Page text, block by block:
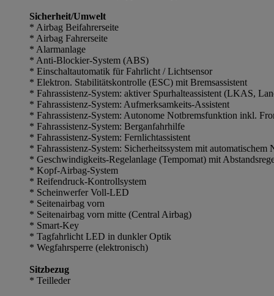
Sicherheit/Umwelt
* Airbag Beifahrerseite
* Airbag Fahrerseite
* Alarmanlage
* Anti-Blockier-System (ABS)
* Einschaltautomatik für Fahrlicht / Lichtsensor
* Elektron. Stabilitätskontrolle (ESC) mit Bremsassistent
* Fahrassistenz-System: aktiver Spurhalteassistent (LKAS,
* Fahrassistenz-System: Aufmerksamkeits-Assistent
* Fahrassistenz-System: Autonome Notbremsfunktion inkl.
* Fahrassistenz-System: Berganfahrhilfe
* Fahrassistenz-System: Fernlichtassistent
* Fahrassistenz-System: Sicherheitssystem mit
* Geschwindigkeits-Regelanlage (Tempomat) mit
* Kopf-Airbag-System
* Reifendruck-Kontrollsystem
* Scheinwerfer Voll-LED
* Seitenairbag vorn
* Seitenairbag vorn mitte (Central Airbag)
* Smart-Key
* Tagfahrlicht LED in dunkler Optik
* Wegfahrsperre (elektronisch)
Sitzbezug
* Teilleder